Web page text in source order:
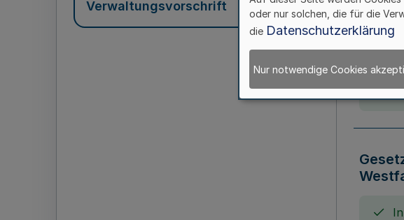
Verwaltungsvorschrift
oder nur solchen, die für die
die Datenschutzerklärung
Nur notwendige Cookies